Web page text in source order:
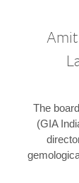
The
(GIA